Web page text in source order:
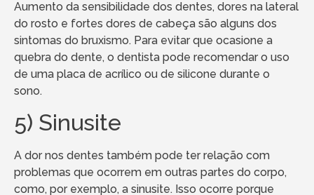
Aumento da sensibilidade dos dentes, dores na lateral
do rosto e fortes dores de cabeça são alguns dos
sintomas do bruxismo. Para evitar que ocasione a
quebra do dente, o dentista pode recomendar o uso
de uma placa de acrílico ou de silicone durante o
sono.
5) Sinusite
A dor nos dentes também pode ter relação com
problemas que ocorrem em outras partes do corpo,
como, por exemplo, a sinusite. Isso ocorre porque